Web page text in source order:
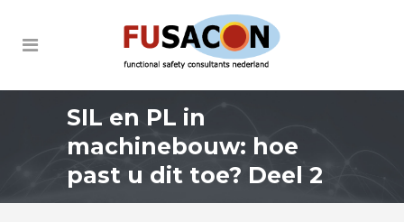
SIL en PL in
machinebouw: hoe
past u dit toe? Deel 2